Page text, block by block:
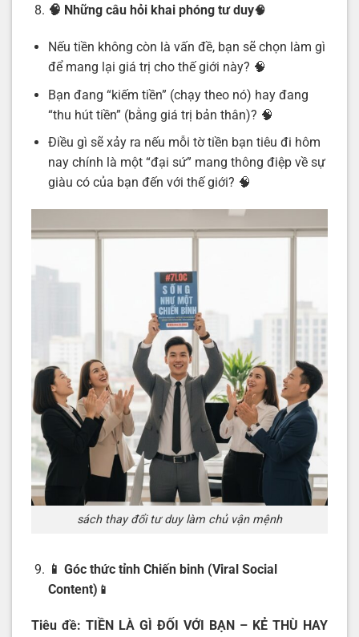
🧠 Những câu hỏi khai phóng tư duy🧠
Nếu tiền không còn là vấn đề, bạn sẽ chọn làm gì
để mang lại giá trị cho thế giới này? 🧠
Bạn đang “kiếm tiền” (chạy theo nó) hay đang
“thu hút tiền” (bằng giá trị bản thân)? 🧠
Điều gì sẽ xảy ra nếu mỗi tờ tiền bạn tiêu đi hôm
nay chính là một “đại sứ” mang thông điệp về sự
giàu có của bạn đến với thế giới? 🧠
sách thay đổi tư duy làm chủ vận mệnh
📱 Góc thức tỉnh Chiến binh (Viral Social
Content) 📱
Tiêu đề: TIỀN LÀ GÌ ĐỐI VỚI BẠN – KẺ THÙ HAY